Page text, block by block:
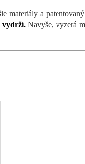
materiály a
vydrží. Navyše, vyzerá